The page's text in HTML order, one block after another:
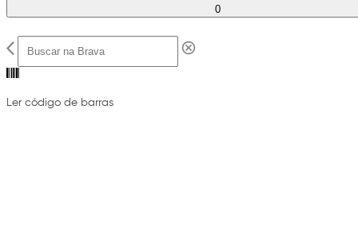
0
Ler código de barras